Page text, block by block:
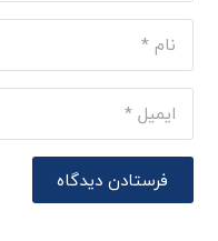
فرستادن دیدگاه